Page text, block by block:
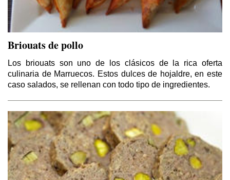
Briouats de pollo
Los briouats son uno de los clásicos de la rica oferta
culinaria de Marruecos. Estos dulces de hojaldre, en este
caso salados, se rellenan con todo tipo de ingredientes.